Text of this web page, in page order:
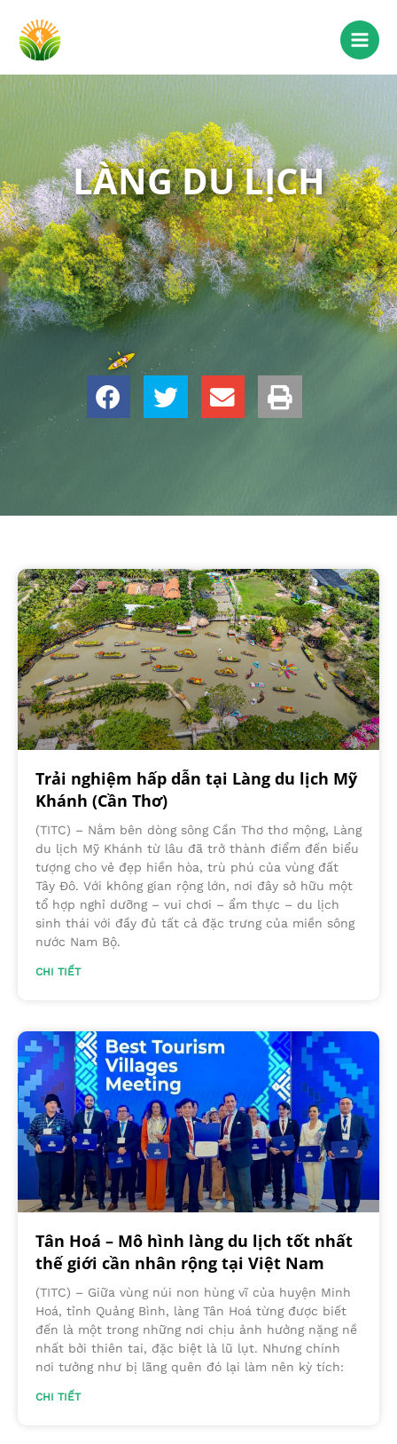
LÀNG DU LỊCH
Trải nghiệm hấp dẫn tại Làng du lịch Mỹ
Khánh (Cần Thơ)
(TITC) – Nằm bên dòng sông Cần Thơ thơ mộng, Làng
du lịch Mỹ Khánh từ lâu đã trở thành điểm đến biểu
tượng cho vẻ đẹp hiền hòa, trù phú của vùng đất
Tây Đô. Với không gian rộng lớn, nơi đây sở hữu một
tổ hợp nghỉ dưỡng – vui chơi – ẩm thực – du lịch
sinh thái với đầy đủ tất cả đặc trưng của miền sông
nước Nam Bộ.
CHI TIẾT
Tân Hoá – Mô hình làng du lịch tốt nhất
thế giới cần nhân rộng tại Việt Nam
(TITC) – Giữa vùng núi non hùng vĩ của huyện Minh
Hoá, tỉnh Quảng Bình, làng Tân Hoá từng được biết
đến là một trong những nơi chịu ảnh hưởng nặng nề
nhất bởi thiên tai, đặc biệt là lũ lụt. Nhưng chính
nơi tưởng như bị lãng quên đó lại làm nên kỳ tích:
CHI TIẾT